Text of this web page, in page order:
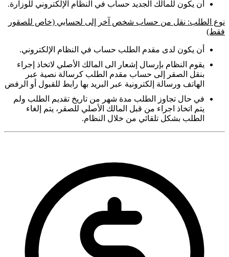
أن يكون للمالك الجديد حساب في النظام الإلكتروني للوزارة.
نوع الطلب: نقل من حساب شخص آخر إلى لحسابي (خاص للصقور
فقط)
أن يكون لدى مقدم الطلب حساب في النظام الإلكتروني.
يقوم النظام بإرسال إشعار الى المالك الأصلي لاتخاذ إجراء
بنقل الصقر إلى حساب مقدم الطلب كرسالة نصية عبر
الهاتف ورسالة إلكترونية عبر البريد بها رابط للقبول أو الرفض
في حال تجاوز الطلب مدة شهر من تاريخ تقديم الطلب ولم
يتم اتخاذ اجراء من قبل المالك الأصلي للصقر، يتم إلغاء
الطلب بشكل تلقائي من خلال النظام.